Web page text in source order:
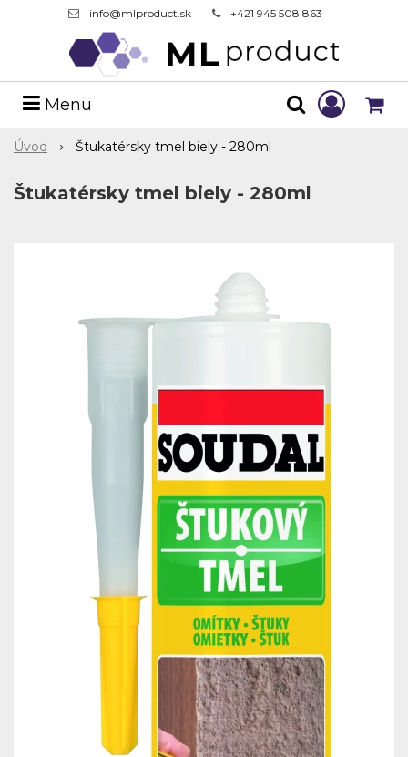
info@mlproduct.sk +421 945 508 863
Menu
Úvod Štukatérsky tmel biely - 280ml
Štukatérsky tmel biely - 280ml